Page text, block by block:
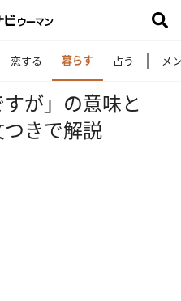
恋する 暮らす 占う メ
すが」の意味と
きで解説